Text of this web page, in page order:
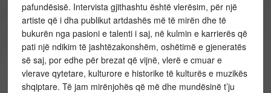
pafundësisë. Intervista gjithashtu është vlerësim, për një
artiste që i dha publikut artdashës më të mirën dhe të
bukurën nga pasioni e talenti i saj, në kulmin e karrierës që
pati një ndikim të jashtëzakonshëm, oshëtimë e gjeneratës
së saj, por edhe për brezat që vijnë, vlerë e cmuar e
vlerave qytetare, kulturore e historike të kulturës e muzikës
shqiptare. Të jam mirënjohës që më dhe mundësinë t’ju